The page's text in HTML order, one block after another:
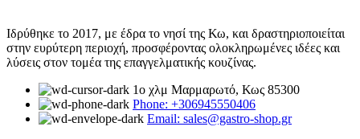
Ιδρύθηκε το 2017, με έδρα το νησί της Κω, και δραστηριοποιείται
στην ευρύτερη περιοχή, προσφέροντας ολοκληρωμένες ιδέες και
λύσεις στον τομέα της επαγγελματικής κουζίνας.
1ο χλμ Μαρμαρωτό, Κως 85300
Phone: +306945550406
Email: sales@gastro-shop.gr